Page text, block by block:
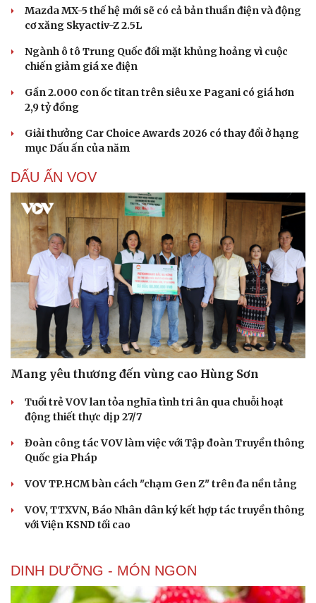
Cải chính
Mazda MX-5 thế hệ mới sẽ có cả bản thuần điện và động
cơ xăng Skyactiv-Z 2.5L
Ngành ô tô Trung Quốc đối mặt khủng hoảng vì cuộc
chiến giảm giá xe điện
Gần 2.000 con ốc titan trên siêu xe Pagani có giá hơn
2,9 tỷ đồng
Giải thưởng Car Choice Awards 2026 có thay đổi ở hạng
mục Dấu ấn của năm
DẤU ẤN VOV
Mang yêu thương đến vùng cao Hùng Sơn
Tuổi trẻ VOV lan tỏa nghĩa tình tri ân qua chuỗi hoạt
động thiết thực dịp 27/7
Đoàn công tác VOV làm việc với Tập đoàn Truyền thông
Quốc gia Pháp
VOV TP.HCM bàn cách "chạm Gen Z" trên đa nền tảng
VOV, TTXVN, Báo Nhân dân ký kết hợp tác truyền thông
với Viện KSND tối cao
DINH DƯỠNG - MÓN NGON